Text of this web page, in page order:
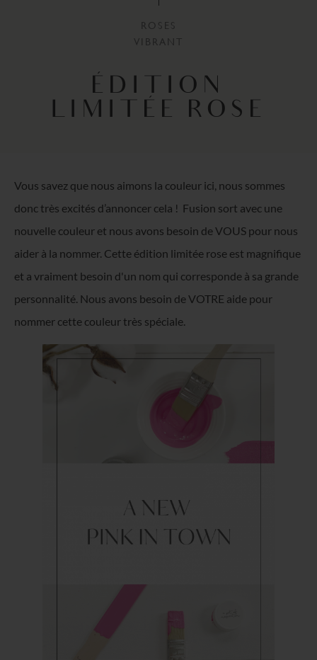
ROSES
VIBRANT
ÉDITION
LIMITÉE ROSE
Vous savez que nous aimons la couleur ici, nous sommes
donc très excités d’annoncer cela ! Fusion sort avec une
nouvelle couleur et nous avons besoin de VOUS pour nous
aider à la nommer. Cette édition limitée rose est magnifique
et a vraiment besoin d'un nom qui corresponde à sa grande
personnalité. Nous avons besoin de VOTRE aide pour
nommer cette couleur très spéciale.